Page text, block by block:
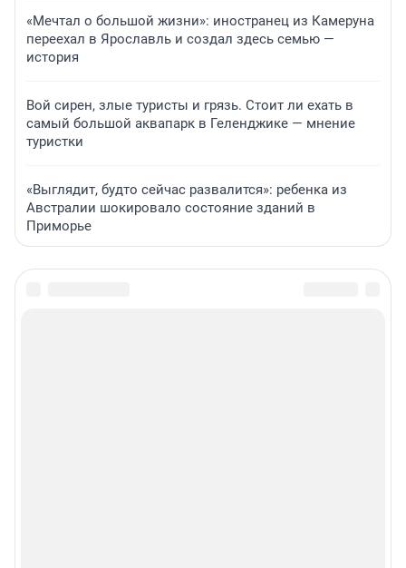
«Мечтал о большой жизни»: иностранец из Камеруна
переехал в Ярославль и создал здесь семью —
история
Вой сирен, злые туристы и грязь. Стоит ли ехать в
самый большой аквапарк в Геленджике — мнение
туристки
«Выглядит, будто сейчас развалится»: ребенка из
Австралии шокировало состояние зданий в
Приморье